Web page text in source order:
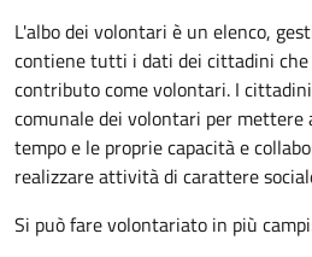
L'albo dei volontari è un elenco,
contiene tutti i dati dei cittadini
contributo come volontari. I
comunale dei volontari per mettere
tempo e le proprie capacità e
realizzare attività di carattere
Si può fare volontariato in più